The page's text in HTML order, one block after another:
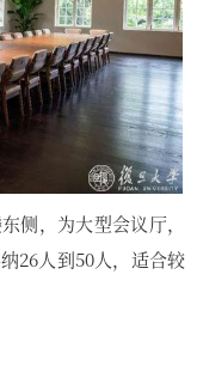
侧，为大型会议厅，
26人到50人，适合较